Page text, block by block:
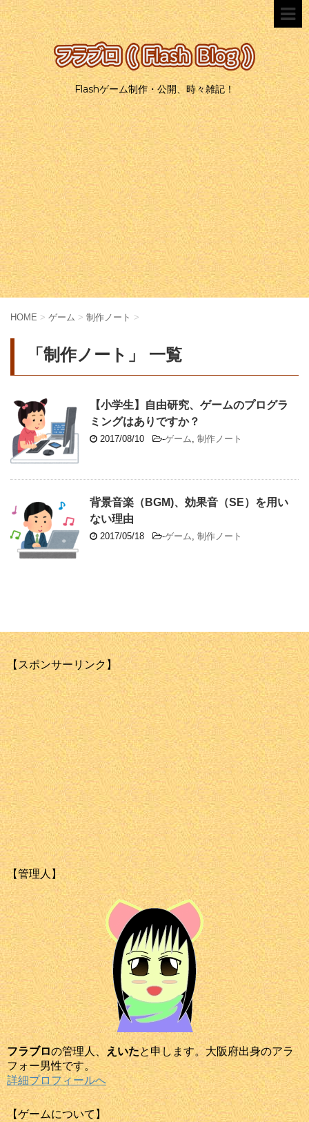
Flashゲーム制作・公開、時々雑記！
HOME > ゲーム > 制作ノート >
「制作ノート」 一覧
【小学生】自由研究、ゲームのプログラ
ミングはありですか？
2017/08/10 -ゲーム, 制作ノート
背景音楽（BGM)、効果音（SE）を用い
ない理由
2017/05/18 -ゲーム, 制作ノート
【スポンサーリンク】
【管理人】
フラブロの管理人、 えいたと申します。大阪府出身のアラ
フォー男性です。
詳細プロフィールへ
【ゲームについて】